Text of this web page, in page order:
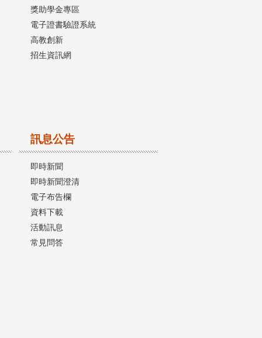
獎助學金專區
電子證書驗證系統
高教創新
招生資訊網
訊息公告
即時新聞
即時新聞澄清
電子布告欄
資料下載
活動訊息
常見問答